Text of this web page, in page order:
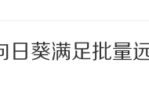
日葵满足批量